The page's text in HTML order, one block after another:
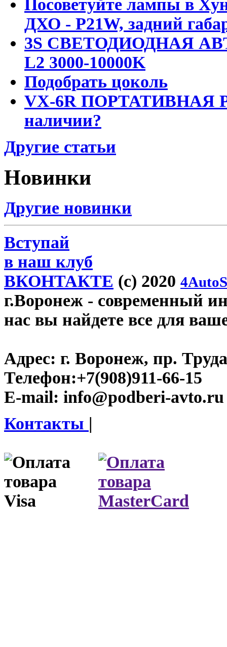
Посоветуйте лампы в
ДХО - P21W, задний
3S СВЕТОДИОДНАЯ
L2 3000-10000K
Подобрать цоколь
VX-6R ПОРТАТИВНАЯ
наличии?
Другие статьи
Новинки
Другие новинки
Вступай
в наш клуб
ВКОНТАКТЕ (c) 2020
г.Воронеж - современный
нас вы найдете все для
Адрес: г. Воронеж, пр.
Телефон:+7(908)911-66-15
E-mail: info@podberi-avto.ru
Контакты |